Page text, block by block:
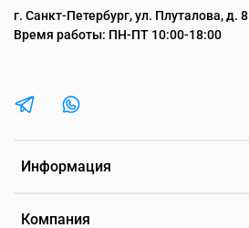
Информация
Компания
г. Санкт-Петербург, ул. Плуталова, д. 8
Время работы: ПН-ПТ 10:00-18:00